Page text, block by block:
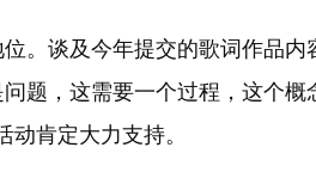
谈及今年提交的歌词作品内
题，这需要一个过程，这个
肯定大力支持。